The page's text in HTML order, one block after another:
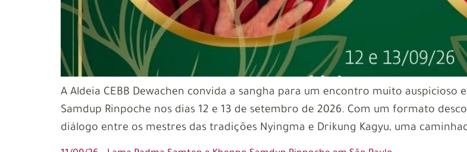
A Aldeia CEBB Dewachen convida a sangha para um encontro muito auspicioso
Samdup Rinpoche nos dias 12 e 13 de setembro de 2026. Com um formato
diálogo entre os mestres das tradições Nyingma e Drikung Kagyu, uma